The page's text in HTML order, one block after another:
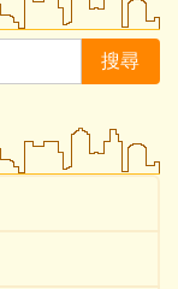
搜尋